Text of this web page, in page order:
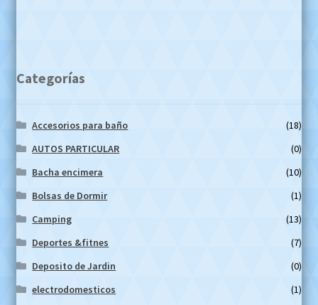
Categorías
Accesorios para baño
(18)
AUTOS PARTICULAR
(0)
Bacha encimera
(10)
Bolsas de Dormir
(1)
Camping
(13)
Deportes &fitnes
(7)
Deposito de Jardin
(0)
electrodomesticos
(1)